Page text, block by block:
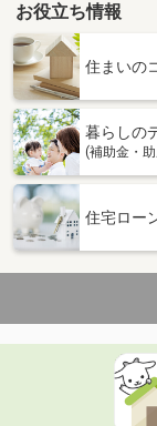
お役立ち情報
住まいの
暮らしの
(補助金・
住宅ロー